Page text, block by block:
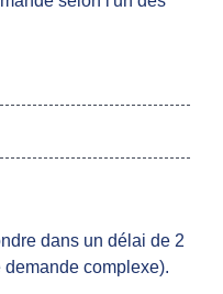
dans un délai de 2
complexe).